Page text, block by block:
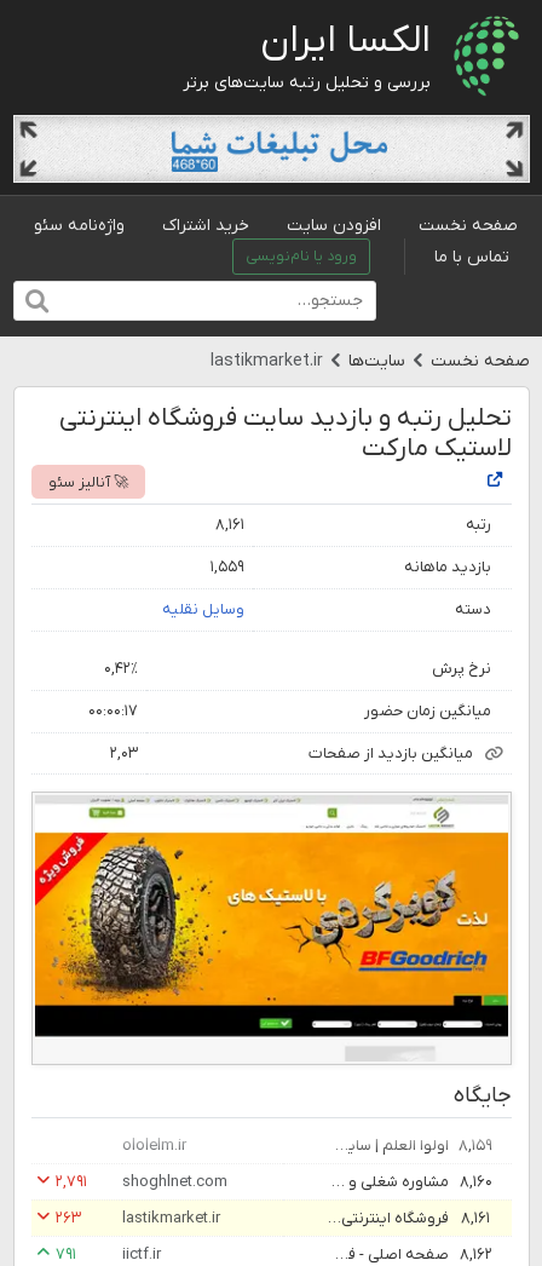
الکسا ایران
بررسی و تحلیل رتبه سایت‌های برتر
صفحه نخست افزودن سایت خرید اشتراک
واژه‌نامه سئو
تماس با ما
ورود یا نام‌نویسی
صفحه نخست سایت‌ها lastikmarket.ir
تحلیل رتبه و بازدید سایت فروشگاه اینترنتی
لاستیک مارکت
🚀 آنالیز سئو
رتبه ۸,۱۶۱
بازدید ماهانه ۱,۵۵۹
دسته وسایل نقلیه
نرخ پرش ۰,۴۲٪
میانگین زمان حضور ۰۰:۰۰:۱۷
میانگین بازدید از صفحات ۲,۰۳
جایگاه
۸,۱۵۹ اولوا العلم | سایت رسمی انتشار محتوای آموزشی، مجمع مدارس دانشجویی قرآن و عترت علیهم السلام
ololelm.ir
۸,۱۶۰
مشاوره شغلی و مشاوره کسب و کار رایگان و تلفنی - شغل نت shoghlnet.com
۲,۷۹۱
۸,۱۶۱
فروشگاه اینترنتی لاستیک مارکت lastikmarket.ir
۲۶۳
۸,۱۶۲
صفحه اصلی - فدراسیون فناوری اطلاعات و ارتباطات ایران iictf.ir
۷۹۱